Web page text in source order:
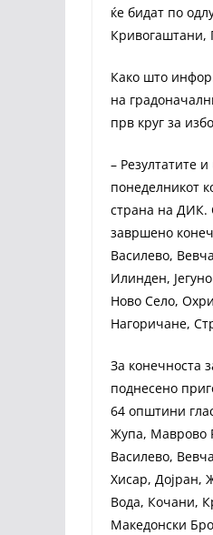
ќе бидат по
Кривогаштани,
Како што
на
прв круг за
– Резултатите
понеделникот
страна на ДИК.
завршено
Василево,
Илинден,
Ново Село,
Нагоричане,
За конечноста
поднесено
64 општини
Жупа, Маврово
Василево,
Хисар, Дојран,
Вода, Кочани,
Македонски